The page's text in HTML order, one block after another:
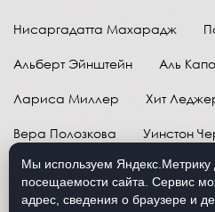
Нисаргадатта Махарадж
Альберт Эйнштейн Аль
Лариса Миллер Хит
Вера Полозкова Уинстон
Марк Твен Расул Гамзатов
Далай-лама XIV Уоррен
Мы используем Яндекс.Метрику
посещаемости сайта. Сервис
адрес, сведения о браузере и